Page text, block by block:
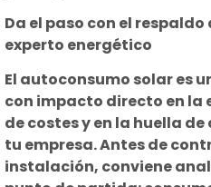
Da el paso con el respaldo
experto energético
El autoconsumo solar es
con impacto directo en la
de costes y en la huella
tu empresa. Antes de
instalación, conviene